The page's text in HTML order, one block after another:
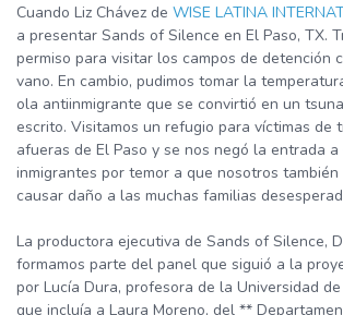
Cuando Liz Chávez de WISE LATINA
a presentar Sands of Silence en El Paso, TX.
permiso para visitar los campos de detención
vano. En cambio, pudimos tomar la
ola antiinmigrante que se convirtió en un
escrito. Visitamos un refugio para víctimas de
afueras de El Paso y se nos negó la entrada
inmigrantes por temor a que nosotros también
causar daño a las muchas familias
La productora ejecutiva de Sands of Silence,
formamos parte del panel que siguió a la
por Lucía Dura, profesora de la Universidad
que incluía a Laura Moreno, del **